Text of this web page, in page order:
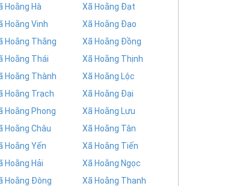
Hoằng Hà
Xã Hoằng Đạt
Hoằng Vinh
Xã Hoằng Đạo
Hoằng Thắng
Xã Hoằng Đồng
Hoằng Thái
Xã Hoằng Thịnh
Hoằng Thành
Xã Hoằng Lộc
Hoằng Trạch
Xã Hoằng Đại
Hoằng Phong
Xã Hoằng Lưu
Hoằng Châu
Xã Hoằng Tân
Hoằng Yến
Xã Hoằng Tiến
Hoằng Hải
Xã Hoằng Ngọc
Hoằng Đông
Xã Hoằng Thanh